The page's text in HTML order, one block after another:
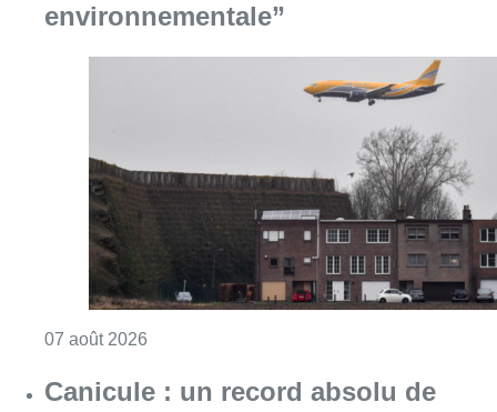
environnementale”
07 août 2026
Canicule : un record absolu de